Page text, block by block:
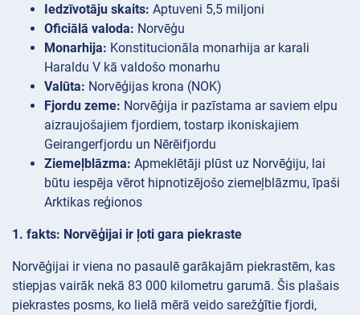
Iedzīvotāju skaits: Aptuveni 5,5 miljoni
Oficiālā valoda: Norvēģu
Monarhija: Konstitucionāla monarhija ar karali
Haraldu V kā valdošo monarhu
Valūta: Norvēģijas krona (NOK)
Fjordu zeme: Norvēģija ir pazīstama ar saviem elpu
aizraujošajiem fjordiem, tostarp ikoniskajiem
Geirangerfjordu un Nērēifjordu
Ziemeļblāzma: Apmeklētāji plūst uz Norvēģiju, lai
būtu iespēja vērot hipnotizējošo ziemeļblāzmu, īpaši
Arktikas reģionos
1. fakts: Norvēģijai ir ļoti gara piekraste
Norvēģijai ir viena no pasaulē garākajām piekrastēm, kas
stiepjas vairāk nekā 83 000 kilometru garumā. Šis plašais
piekrastes posms, ko lielā mērā veido sarežģītie fjordi,